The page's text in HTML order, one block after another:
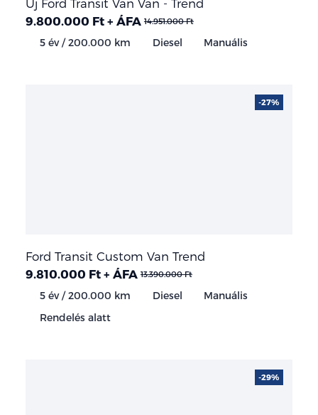
Új Ford Transit Van Van - Trend
9.800.000 Ft + ÁFA 14.951.000 Ft
5 év / 200.000 km Diesel Manuális
Ford Transit Custom Van Trend
9.810.000 Ft + ÁFA 13.390.000 Ft
5 év / 200.000 km Diesel
Manuális
Rendelés alatt
-27%
-29%